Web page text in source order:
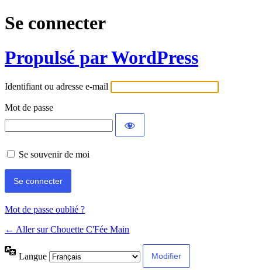
Se connecter
Propulsé par WordPress
Identifiant ou adresse e-mail
Mot de passe
Se souvenir de moi
Mot de passe oublié ?
← Aller sur Chouette C'Fée Main
Langue